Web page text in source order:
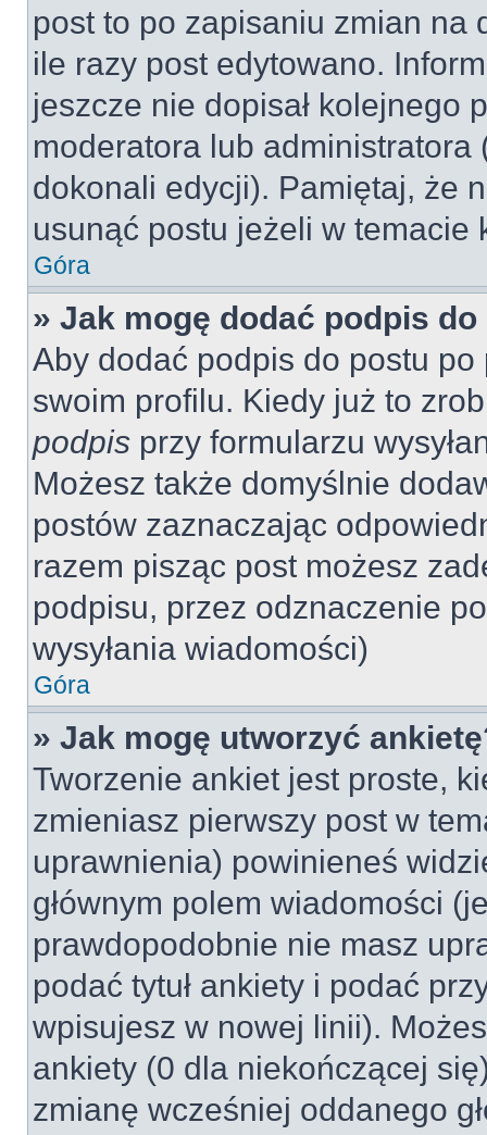
post to po zapisaniu zmian na
ile razy post edytowano.
jeszcze nie dopisał kolejnego
moderatora lub
dokonali edycji). Pamiętaj, że
usunąć postu jeżeli w temacie
Góra
» Jak mogę dodać podpis
Aby dodać podpis do postu
swoim profilu. Kiedy już to
podpis przy formularzu
Możesz także domyślnie
postów zaznaczając
razem pisząc post możesz
podpisu, przez odznaczenie
wysyłania wiadomości)
Góra
» Jak mogę utworzyć
Tworzenie ankiet jest proste,
zmieniasz pierwszy post w
uprawnienia) powinieneś
głównym polem wiadomości
prawdopodobnie nie masz
podać tytuł ankiety i podać
wpisujesz w nowej linii).
ankiety (0 dla niekończącej
zmianę wcześniej oddanego